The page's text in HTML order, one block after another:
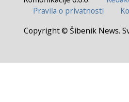
Pravila o privatnosti
Copyright © Šibenik News.